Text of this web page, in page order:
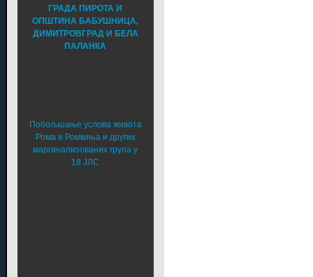
ГРАДА ПИРОТА И
ОПШТИНА БАБУШНИЦА,
ДИМИТРОВГРАД И БЕЛА
ПАЛАНКА
Побољшање услова живота
Рома и Ромкиња и других
маргинализованих група у
18 ЈЛС